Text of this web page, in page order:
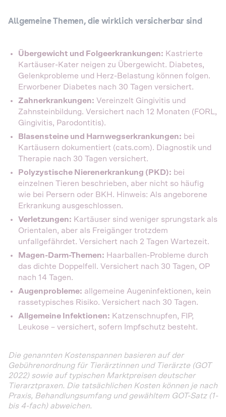
Allgemeine Themen, die wirklich versicherbar sind
Übergewicht und Folgeerkrankungen: Kastrierte
Kartäuser-Kater neigen zu Übergewicht. Diabetes,
Gelenkprobleme und Herz-Belastung können folgen.
Erworbener Diabetes nach 30 Tagen versichert.
Zahnerkrankungen: Vereinzelt Gingivitis und
Zahnsteinbildung. Versichert nach 12 Monaten (FORL,
Gingivitis, Parodontitis).
Blasensteine und Harnwegserkrankungen: bei
Kartäusern dokumentiert (cats.com). Diagnostik und
Therapie nach 30 Tagen versichert.
Polyzystische Nierenerkrankung (PKD): bei
einzelnen Tieren beschrieben, aber nicht so häufig
wie bei Persern oder BKH. Hinweis: Als angeborene
Erkrankung ausgeschlossen.
Verletzungen: Kartäuser sind weniger sprungstark als
Orientalen, aber als Freigänger trotzdem
unfallgefährdet. Versichert nach 2 Tagen Wartezeit.
Magen-Darm-Themen: Haarballen-Probleme durch
das dichte Doppelfell. Versichert nach 30 Tagen, OP
nach 14 Tagen.
Augenprobleme: allgemeine Augeninfektionen, kein
rassetypisches Risiko. Versichert nach 30 Tagen.
Allgemeine Infektionen: Katzenschnupfen, FIP,
Leukose – versichert, sofern Impfschutz besteht.
Die genannten Kostenspannen basieren auf der
Gebührenordnung für Tierärztinnen und Tierärzte (GOT
2022) sowie auf typischen Marktpreisen deutscher
Tierarztpraxen. Die tatsächlichen Kosten können je nach
Praxis, Behandlungsumfang und gewähltem GOT-Satz (1-
bis 4-fach) abweichen.